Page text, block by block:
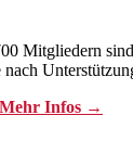
Mitgliedern
nach
Mehr Infos →